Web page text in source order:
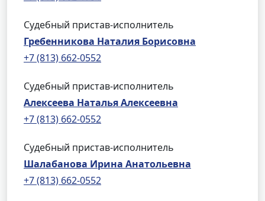
Судебный пристав-исполнитель
Гребенникова Наталия Борисовна
+7 (813) 662-0552
Судебный пристав-исполнитель
Алексеева Наталья Алексеевна
+7 (813) 662-0552
Судебный пристав-исполнитель
Шалабанова Ирина Анатольевна
+7 (813) 662-0552